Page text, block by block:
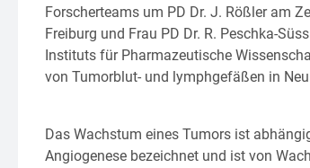
Forscherteams um PD Dr. J. Rößler am
Freiburg und Frau PD Dr. R. Peschka-
Instituts für Pharmazeutische
von Tumorblut- und lymphgefäßen in
Das Wachstum eines Tumors ist
Angiogenese bezeichnet und ist von